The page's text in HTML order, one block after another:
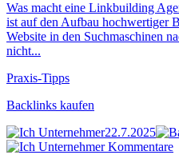
Was macht eine Linkbuilding
ist auf den Aufbau hochwertiger
Website in den Suchmaschinen
nicht...
Praxis-Tipps
Backlinks kaufen
22.7.2025
Kommentare